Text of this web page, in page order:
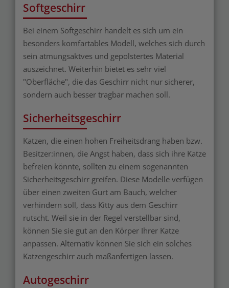
Softgeschirr
Bei einem Softgeschirr handelt es sich um ein
besonders komfartables Modell, welches sich durch
sein atmungsaktves und gepolstertes Material
auszeichnet. Weiterhin bietet es sehr viel
"Oberfläche", die das Geschirr nicht nur sicherer,
sondern auch besser tragbar machen soll.
Sicherheitsgeschirr
Katzen, die einen hohen Freiheitsdrang haben bzw.
Besitzer:innen, die Angst haben, dass sich ihre Katze
befreien könnte, sollten zu einem sogenannten
Sicherheitsgeschirr greifen. Diese Modelle verfügen
über einen zweiten Gurt am Bauch, welcher
verhindern soll, dass Kitty aus dem Geschirr
rutscht. Weil sie in der Regel verstellbar sind,
können Sie sie gut an den Körper Ihrer Katze
anpassen. Alternativ können Sie sich ein solches
Katzengeschirr auch maßanfertigen lassen.
Autogeschirr